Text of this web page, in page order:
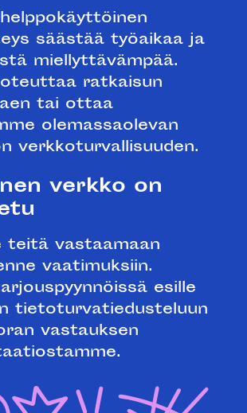
säästää työaikaa ja
miellyttävämpää.
ratkaisun
tai ottaa
olemassaolevan
verkkoturvallisuuden.
verkko on
teitä vastaamaan
vaatimuksiin.
esille
tietoturvatiedusteluun
vastauksen